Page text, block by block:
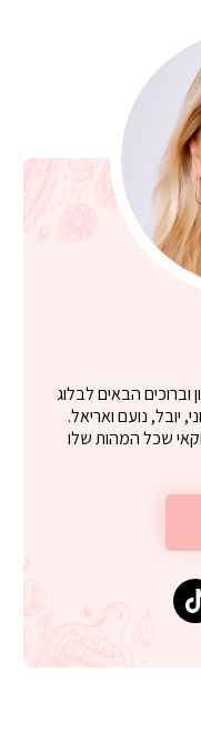
וברוכים הבאים לבלוג
רוני, יובל, נועם ואריאל.
שכל המהות שלו